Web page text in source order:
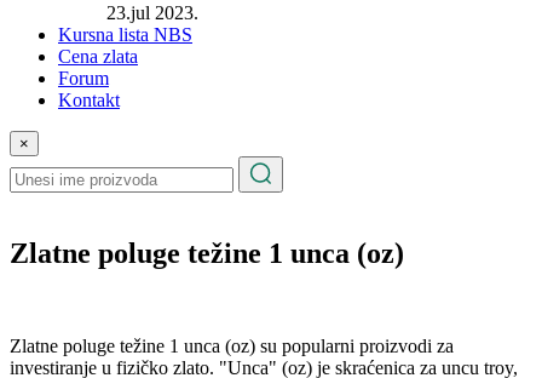
23.jul 2023.
Kursna lista NBS
Cena zlata
Forum
Kontakt
×
Zlatne poluge težine 1 unca (oz)
Zlatne poluge težine 1 unca (oz) su popularni proizvodi za
investiranje u fizičko zlato. "Unca" (oz) je skraćenica za uncu troy,